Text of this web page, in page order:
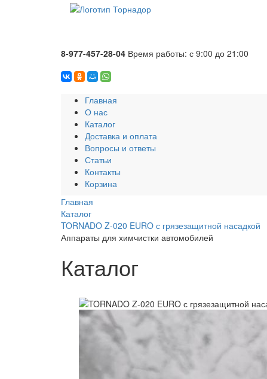
8-977-457-28-04 Время работы: с 9:00 до 21:00
Главная
О нас
Каталог
Доставка и оплата
Вопросы и ответы
Статьи
Контакты
Корзина
Главная
Каталог
TORNADO Z-020 EURO с грязезащитной насадкой
Аппараты для химчистки автомобилей
Каталог